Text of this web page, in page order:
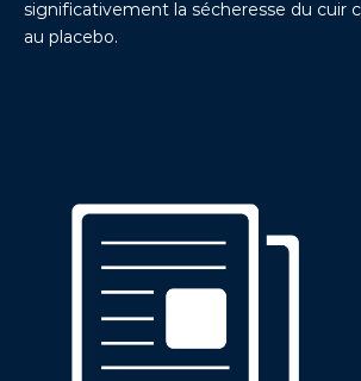
significativement la sécheresse du cuir
au placebo.